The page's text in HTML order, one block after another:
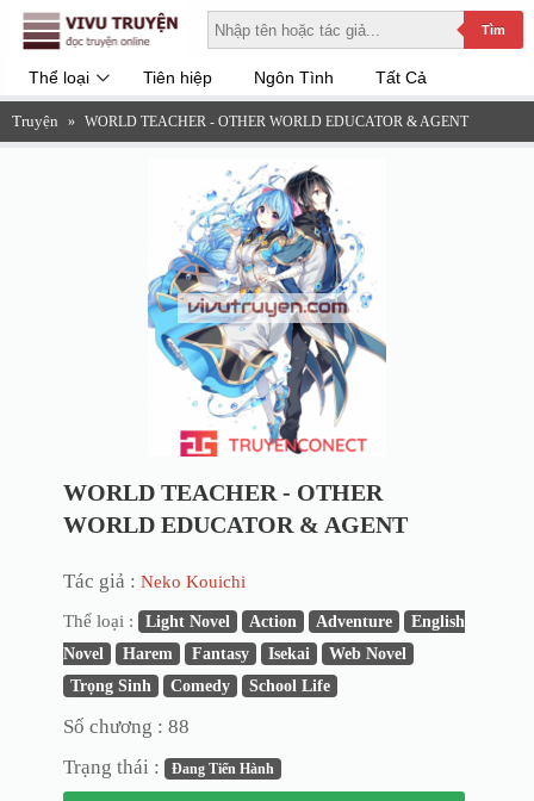
Tìm
Thể loại Tiên hiệp Ngôn Tình Tất Cả
Truyện » WORLD TEACHER - OTHER WORLD EDUCATOR & AGENT
WORLD TEACHER - OTHER
WORLD EDUCATOR & AGENT
Tác giả : Neko Kouichi
Thể loại : Light Novel Action Adventure
English
Novel
Harem Fantasy Isekai
Web Novel
Trọng Sinh
Comedy School Life
Số chương : 88
Trạng thái :
Đang Tiến Hành